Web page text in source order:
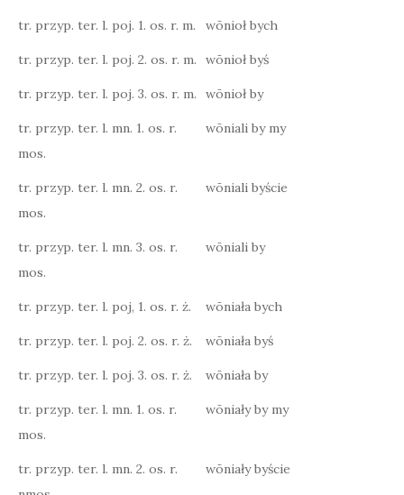
tr. przyp. ter. l. poj. 1. os. r. m. wōnioł bych
tr. przyp. ter. l. poj. 2. os. r. m. wōnioł byś
tr. przyp. ter. l. poj. 3. os. r. m. wōnioł by
tr. przyp. ter. l. mn. 1. os. r.
mos.
wōniali by my
tr. przyp. ter. l. mn. 2. os. r.
mos.
wōniali byście
tr. przyp. ter. l. mn. 3. os. r.
mos.
wōniali by
tr. przyp. ter. l. poj, 1. os. r. ż. wōniała bych
tr. przyp. ter. l. poj. 2. os. r. ż. wōniała byś
tr. przyp. ter. l. poj. 3. os. r. ż. wōniała by
tr. przyp. ter. l. mn. 1. os. r.
mos.
wōniały by my
tr. przyp. ter. l. mn. 2. os. r.
wōniały byście